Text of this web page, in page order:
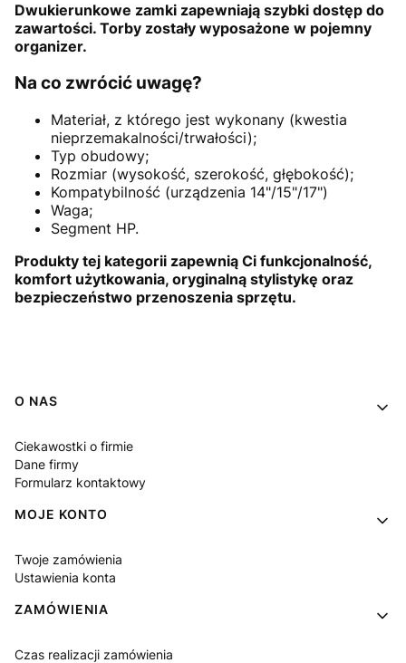
Dwukierunkowe zamki zapewniają szybki dostęp do
zawartości. Torby zostały wyposażone w pojemny
organizer.
Na co zwrócić uwagę?
Materiał, z którego jest wykonany (kwestia
nieprzemakalności/trwałości);
Typ obudowy;
Rozmiar (wysokość, szerokość, głębokość);
Kompatybilność (urządzenia 14"/15"/17")
Waga;
Segment HP.
Produkty tej kategorii zapewnią Ci funkcjonalność,
komfort użytkowania, oryginalną stylistykę oraz
bezpieczeństwo przenoszenia sprzętu.
Linki w stopce
O NAS
Ciekawostki o firmie
Dane firmy
Formularz kontaktowy
MOJE KONTO
Twoje zamówienia
Ustawienia konta
ZAMÓWIENIA
Czas realizacji zamówienia